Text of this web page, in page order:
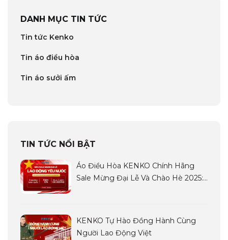
DANH MỤC TIN TỨC
Tin tức Kenko
Tin áo điều hòa
Tin áo sưởi ấm
TIN TỨC NỔI BẬT
Áo Điều Hòa KENKO Chính Hãng
Sale Mừng Đại Lễ Và Chào Hè 2025:
KENKO Tự Hào Đồng Hành Cùng
Người Lao Động Việt